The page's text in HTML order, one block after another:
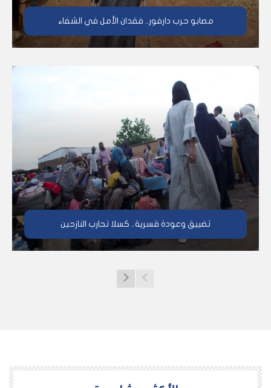
مصابو حرب دارفور.. فقدان الأمل في الشفاء
تضييق وعودة قسرية.. كسلا تحارب النازحين